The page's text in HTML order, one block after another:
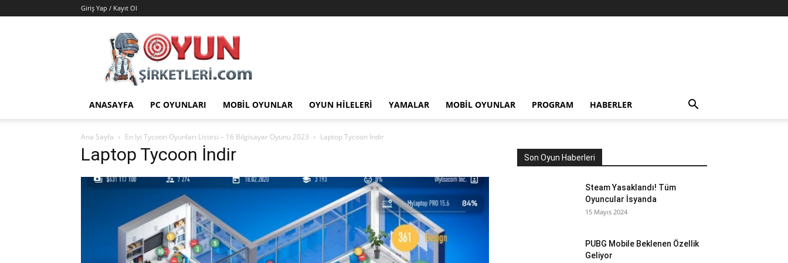
Giriş Yap / Kayıt Ol
Oyun
Şirketleri
|
Oyunlar
Hileler
ANASAYFA PC OYUNLARI MOBIL OYUNLAR OYUN HILELERI YAMALAR MOBIL OYUNLAR PROGRAM HABERLER
Ana Sayfa En İyi Tycoon Oyunları Listesi – 16 Bilgisayar Oyunu 2023 Laptop Tycoon İndir
Laptop Tycoon İndir Son Oyun Haberleri
Steam Yasaklandı! Tüm
Oyuncular İsyanda
15 Mayıs 2024
PUBG Mobile Beklenen Özellik
Geliyor